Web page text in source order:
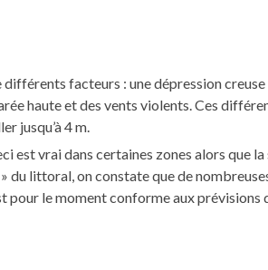
différents facteurs : une dépression creuse
haute et des vents violents. Ces
jusqu’à 4 m.
est vrai dans certaines zones alors que
du littoral, on constate que de
pour le moment conforme aux prévisions